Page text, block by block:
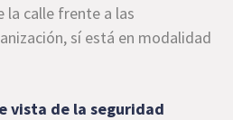
la calle frente a las
sí está en modalidad
vista de la seguridad